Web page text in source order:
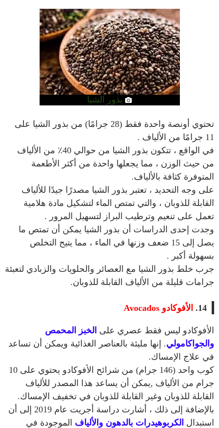
بذور الشيا
تحتوي أونصة واحدة فقط (28 جرامًا) من بذور الشيا على
11 جرامًا من الألياف .
في الواقع ، تتكون بذور الشيا من حوالي 40٪ من الألياف
من حيث الوزن ، مما يجعلها واحدة من أكثر الأطعمة
المتوفرة كثافة بالألياف.
على وجه التحديد ، تعتبر بذور الشيا مصدرًا جيدًا للألياف
القابلة للذوبان ، والتي تمتص الماء لتشكيل مادة هلامية
تعمل على تنعيم وترطيب البراز لتسهيل المرور .
وجدت إحدى الدراسات أن بذور الشيا يمكن أن تمتص ما
يصل إلى 15 ضعف وزنها في الماء ، مما يتيح التخلص
بسهولة أكبر .
جرب خلط بذور الشيا مع العصائر والحلويات والزبادي لتعبئة
جرامات قليلة من الألياف القابلة للذوبان.
14. الأفوكادو Avocados
الأفوكادو ليس فقط عصري على الخبز المحمص
والجواكامولي. إنها مليئة بالعناصر الغذائية ويمكن أن تساعد
في علاج الإمساك.
كوب واحد (146 جرام) من شرائح الأفوكادو يحتوي على 10
جرام من الألياف ,يمكن أن يساعد هذا المصدر للألياف
القابلة للذوبان وغير القابلة للذوبان في تخفيف الإمساك.
بالإضافة إلى ذلك ، أشارت دراسة أجريت عام 2019 إلى أن
استبدال الكربوهيدرات بالدهون والألياف الموجودة في